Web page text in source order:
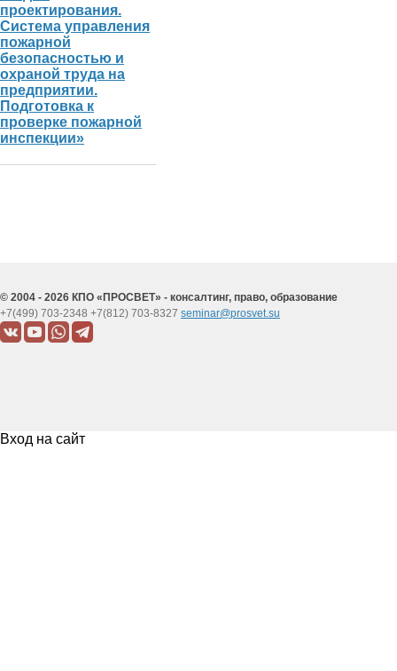
проектирования.
Система управления
пожарной
безопасностью и
охраной труда на
предприятии.
Подготовка к
проверке пожарной
инспекции»
© 2004 - 2026 КПО «ПРОСВЕТ» - консалтинг, право, образование
+7(499) 703-2348 +7(812) 703-8327 seminar@prosvet.su
Вход на сайт